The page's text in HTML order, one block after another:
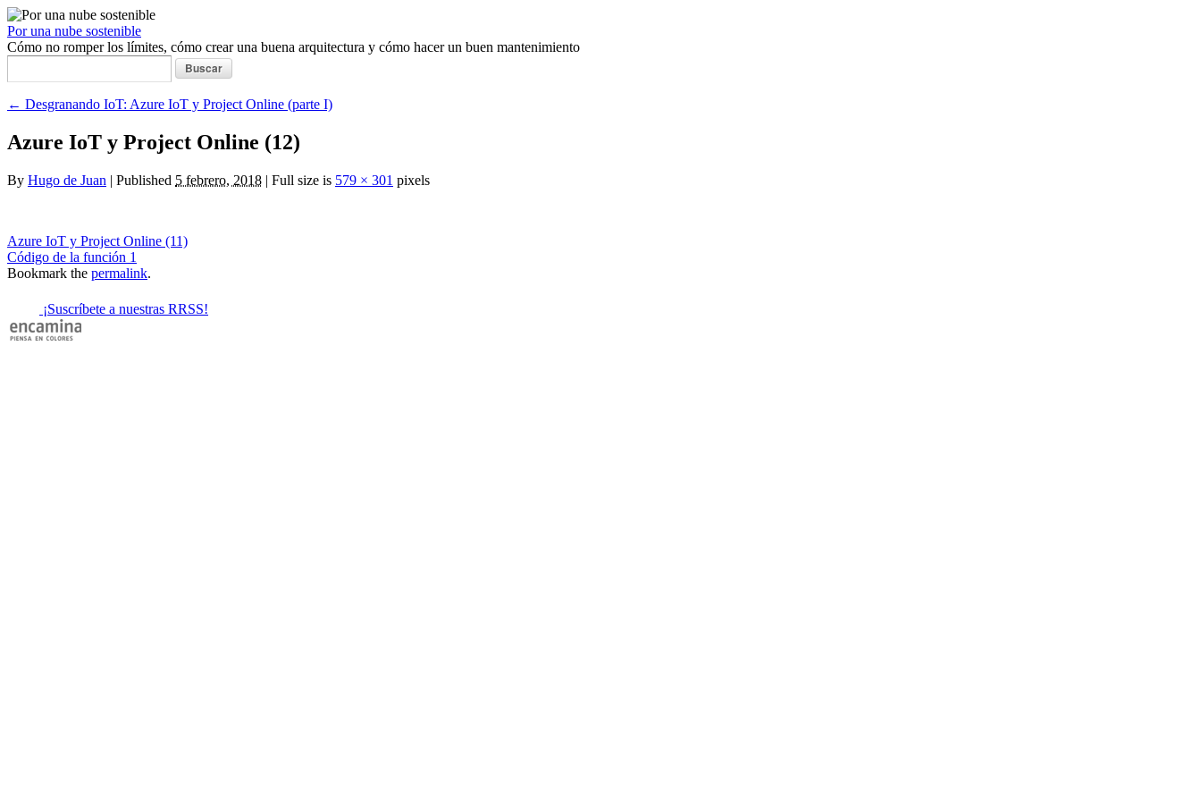
Por una nube sostenible
Cómo no romper los límites, cómo crear una buena arquitectura y cómo hacer un buen mantenimiento
← Desgranando IoT: Azure IoT y Project Online (parte I)
Azure IoT y Project Online (12)
By Hugo de Juan | Published 5 febrero, 2018 | Full size is 579 × 301 pixels
Azure IoT y Project Online (11)
Código de la función 1
Bookmark the permalink.
¡Suscríbete a nuestras RRSS!